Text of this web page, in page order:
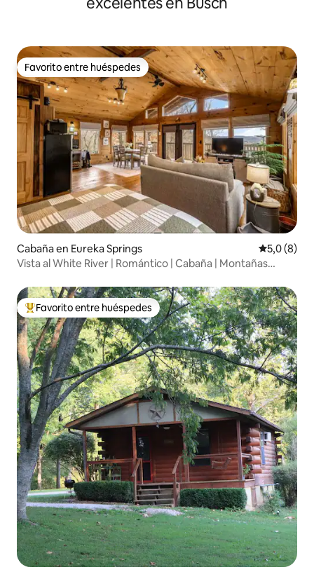
Favorito entre huéspedes
Favorito entre huéspedes
Cabaña en Eureka Springs
5,0 (8)
Vista al White River | Romántico | Cabaña | Montañas
Favorito entre los huéspedes más destacados
Favorito entre huéspedes